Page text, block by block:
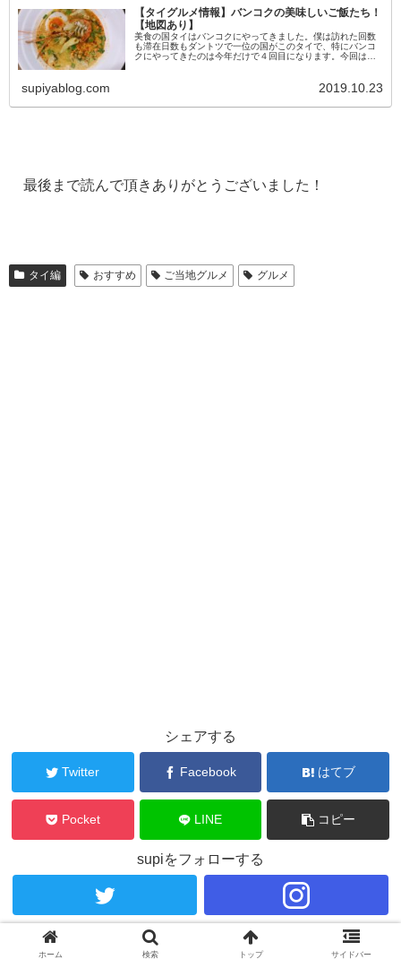
【タイグルメ情報】バンコクの美味しいご飯たち！
【地図あり】
美食の国タイはバンコクにやってきました。僕は訪れた回数
も滞在日数もダントツで一位の国がこのタイで、特にバンコ
クにやってきたのは今年だけで４回目になります。今回はそ
supiyablog.com 2019.10.23
最後まで読んで頂きありがとうございました！
タイ編 おすすめ ご当地グルメ グルメ
シェアする
Twitter Facebook はてブ
Pocket LINE コピー
supiをフォローする
ホーム 検索 トップ サイドバー